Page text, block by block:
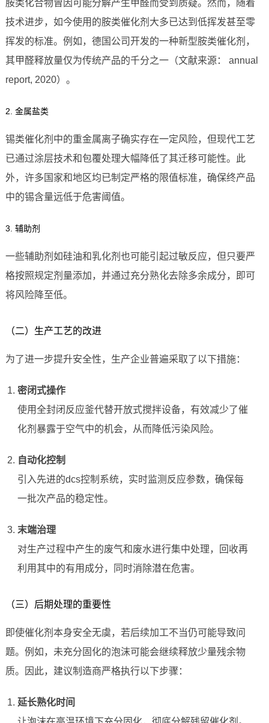
胺类化合物曾因可能分解产生甲醛而受到质疑。然而，随着
技术进步，如今使用的胺类催化剂大多已达到低挥发甚至零
挥发的标准。例如，德国公司开发的一种新型胺类催化剂，
其甲醛释放量仅为传统产品的千分之一（文献来源： annual
report, 2020）。
2. 金属盐类
锡类催化剂中的重金属离子确实存在一定风险，但现代工艺
已通过涂层技术和包覆处理大幅降低了其迁移可能性。此
外，许多国家和地区均已制定严格的限值标准，确保终产品
中的锡含量远低于危害阈值。
3. 辅助剂
一些辅助剂如硅油和乳化剂也可能引起过敏反应，但只要严
格按照规定剂量添加，并通过充分熟化去除多余成分，即可
将风险降至低。
（二）生产工艺的改进
为了进一步提升安全性，生产企业普遍采取了以下措施：
密闭式操作
使用全封闭反应釜代替开放式搅拌设备，有效减少了催
化剂暴露于空气中的机会，从而降低污染风险。
自动化控制
引入先进的dcs控制系统，实时监测反应参数，确保每
一批次产品的稳定性。
末端治理
对生产过程中产生的废气和废水进行集中处理，回收再
利用其中的有用成分，同时消除潜在危害。
（三）后期处理的重要性
即使催化剂本身安全无虞，若后续加工不当仍可能导致问
题。例如，未充分固化的泡沫可能会继续释放少量残余物
质。因此，建议制造商严格执行以下步骤：
延长熟化时间